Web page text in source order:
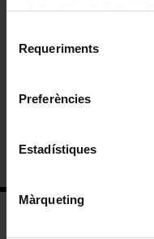
consultar laPolítica de
Requeriments
Preferències
Estadístiques
Màrqueting
Ubicació